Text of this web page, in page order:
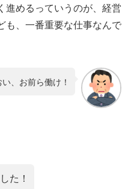
進めるっていうのが、経営
も、一番重要な仕事なんで
い、お前ら働け！
た！